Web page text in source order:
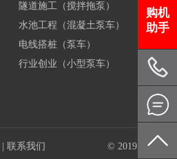
隧道施工（搅拌拖泵）
水池工程（混凝土泵车）
电线搭桩（泵车）
行业创业（小型泵车）
联系我们 © 2019 混凝土
购机
助手